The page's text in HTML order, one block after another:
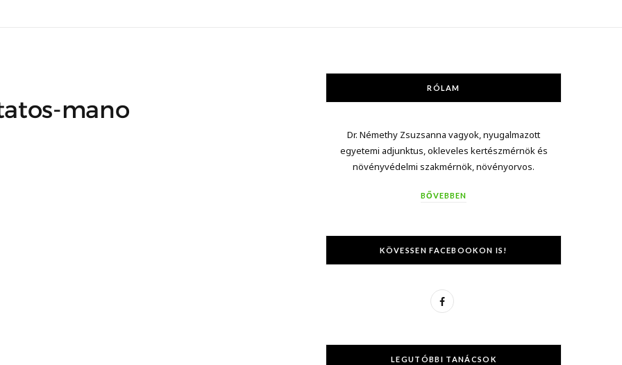
mano
RÓLAM
Dr. Némethy Zsuzsanna vagyok, nyugalmazott
egyetemi adjunktus, okleveles kertészmérnök és
növényvédelmi szakmérnök, növényorvos.
BŐVEBBEN
KÖVESSEN FACEBOOKON IS!
F
c
LEGUTÓBBI TANÁCSOK